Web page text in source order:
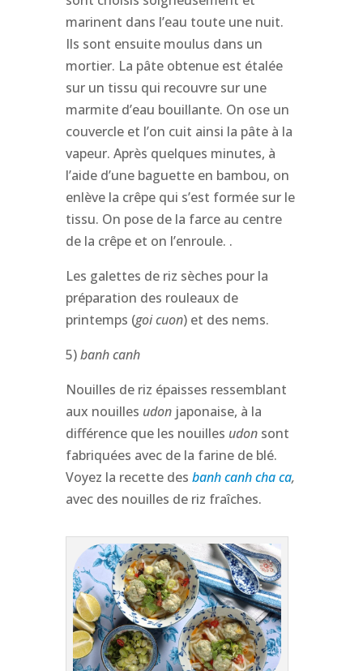
marinent dans l’eau toute une nuit.
Ils sont ensuite moulus dans un
mortier. La pâte obtenue est étalée
sur un tissu qui recouvre sur une
marmite d’eau bouillante. On ose un
couvercle et l’on cuit ainsi la pâte à la
vapeur. Après quelques minutes, à
l’aide d’une baguette en bambou, on
enlève la crêpe qui s’est formée sur le
tissu. On pose de la farce au centre
de la crêpe et on l’enroule. .
Les galettes de riz sèches pour la
préparation des rouleaux de
printemps (goi cuon) et des nems.
5)banh canh
Nouilles de riz épaisses ressemblant
aux nouilles udonjaponaise, à la
différence que les nouilles udonsont
fabriquées avec de la farine de blé.
Voyez la recette des banh canh cha ca,
avec des nouilles de riz fraîches.